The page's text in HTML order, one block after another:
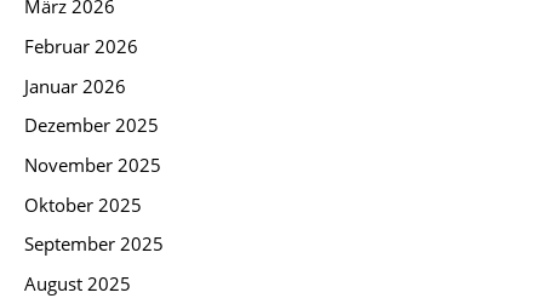
März 2026
Februar 2026
Januar 2026
Dezember 2025
November 2025
Oktober 2025
September 2025
August 2025